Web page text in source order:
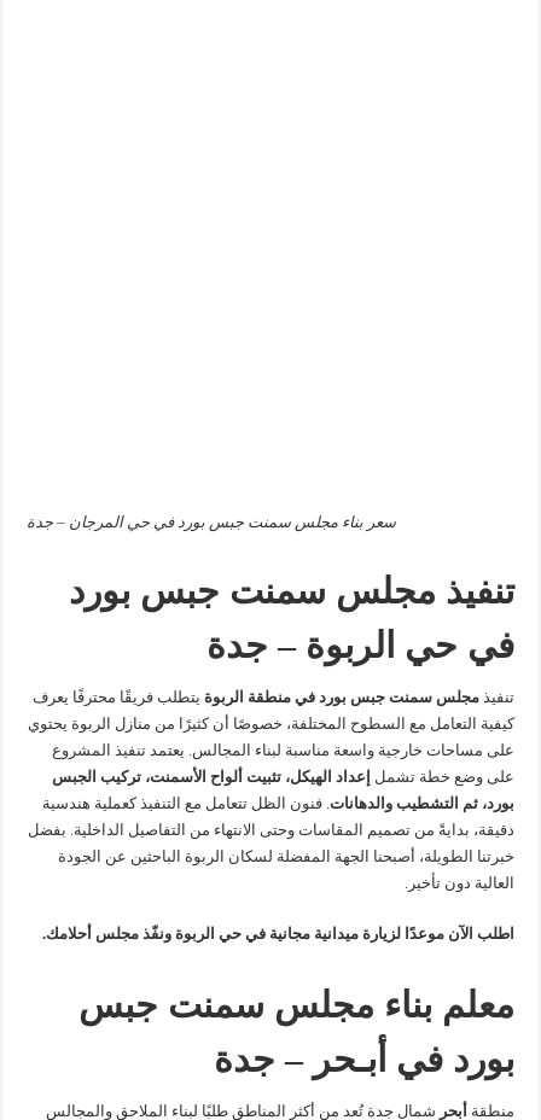
سعر بناء مجلس سمنت جبس بورد في حي المرجان – جدة
تنفيذ مجلس سمنت جبس بورد
في حي الربوة – جدة
تنفيذمجلس سمنت جبس بورد في منطقة الربوة يتطلب فريقًا محترفًا يعرف
كيفية التعامل مع السطوح المختلفة، خصوصًا أن كثيرًا من منازل الربوة يحتوي
على مساحات خارجية واسعة مناسبة لبناء المجالس. يعتمد تنفيذ المشروع
على وضع خطة تشمل إعداد الهيكل، تثبيت ألواح الأسمنت، تركيب الجبس
بورد، ثم التشطيب والدهانات. فنون الظل تتعامل مع التنفيذ كعملية هندسية
دقيقة، بدايةً من تصميم المقاسات وحتى الانتهاء من التفاصيل الداخلية. بفضل
خبرتنا الطويلة، أصبحنا الجهة المفضلة لسكان الربوة الباحثين عن الجودة
العالية دون تأخير.
اطلب الآن موعدًا لزيارة ميدانية مجانية في حي الربوة ونفّذ مجلس أحلامك.
معلم بناء مجلس سمنت جبس
بورد في أبـحر – جدة
منطقة أبحر شمال جدة تُعد من أكثر المناطق طلبًا لبناء الملاحق والمجالس